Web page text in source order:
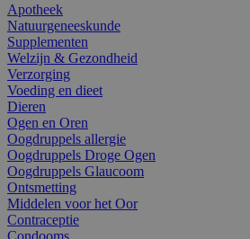
Apotheek
Natuurgeneeskunde
Supplementen
Welzijn & Gezondheid
Verzorging
Voeding en dieet
Dieren
Ogen en Oren
Oogdruppels allergie
Oogdruppels Droge Ogen
Oogdruppels Glaucoom
Ontsmetting
Middelen voor het Oor
Contraceptie
Condooms